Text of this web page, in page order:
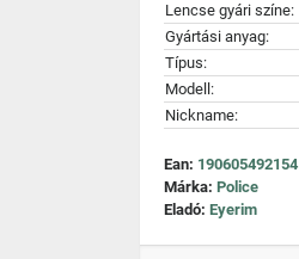
Lencse gyári színe:
Gyártási anyag:
Típus:
Modell:
Nickname:
Ean: 190605492154
Márka: Police
Eladó: Eyerim